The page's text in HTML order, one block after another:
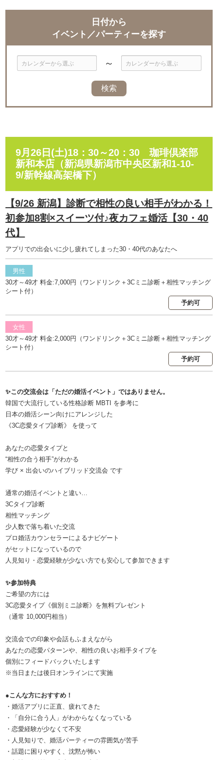
日付から
イベント／パーティーを探す
日
～
日
9月26日(土)18：30～20：30 珈琲倶楽部
新和本店（新潟県新潟市中央区新和1-10-
9/新幹線高架橋下）
【9/26 新潟】診断で相性の良い相手がわかる！
初参加8割×スイーツ付♪夜カフェ婚活【30・40
代】
アプリでの出会いに少し疲れてしまった30・40代のあなたへ
男性
30才～49才 料金:7,000円（ワンドリンク＋3Cミニ診断＋相性マッチング
シート付）
予約可
女性
30才～49才 料金:2,000円（ワンドリンク＋3Cミニ診断＋相性マッチング
シート付）
予約可
✨この交流会は「ただの婚活イベント」ではありません。
韓国で大流行している性格診断 MBTI を参考に
日本の婚活シーン向けにアレンジした
《3C恋愛タイプ診断》 を使って
あなたの恋愛タイプと
“相性の合う相手”がわかる
学び × 出会いのハイブリッド交流会 です
通常の婚活イベントと違い…
3Cタイプ診断
相性マッチング
少人数で落ち着いた交流
プロ婚活カウンセラーによるナビゲート
がセットになっているので
人見知り・恋愛経験が少ない方でも安心して参加できます
✨参加特典
ご希望の方には
3C恋愛タイプ《個別ミニ診断》を無料プレゼント
（通常 10,000円相当）
交流会での印象や会話もふまえながら
あなたの恋愛パターンや、相性の良いお相手タイプを
個別にフィードバックいたします
※当日または後日オンラインにて実施
●こんな方におすすめ！
・婚活アプリに正直、疲れてきた
・「自分に合う人」がわからなくなっている
・恋愛経験が少なくて不安
・人見知りで、婚活パーティーの雰囲気が苦手
・話題に困りやすく、沈黙が怖い